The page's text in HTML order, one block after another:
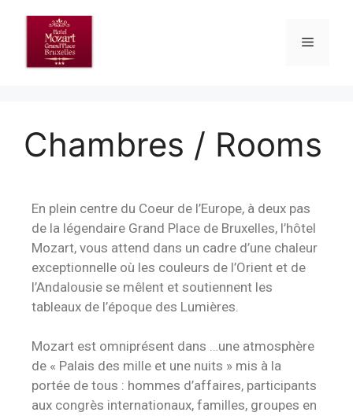
Chambres / Rooms
En plein centre du Coeur de l’Europe, à deux pas
de la légendaire Grand Place de Bruxelles, l’hôtel
Mozart, vous attend dans un cadre d’une chaleur
exceptionnelle où les couleurs de l’Orient et de
l’Andalousie se mêlent et soutiennent les
tableaux de l’époque des Lumières.
Mozart est omniprésent dans …une atmosphère
de « Palais des mille et une nuits » mis à la
portée de tous : hommes d’affaires, participants
aux congrès internationaux, familles, groupes en